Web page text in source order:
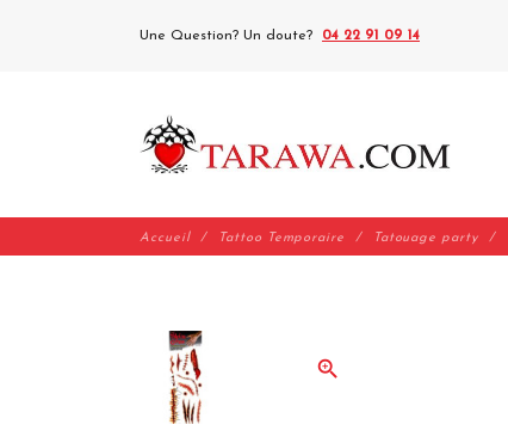
Une Question? Un doute? 04 22 91 09 14
Accueil Tattoo Temporaire Tatouage party
zoom_in